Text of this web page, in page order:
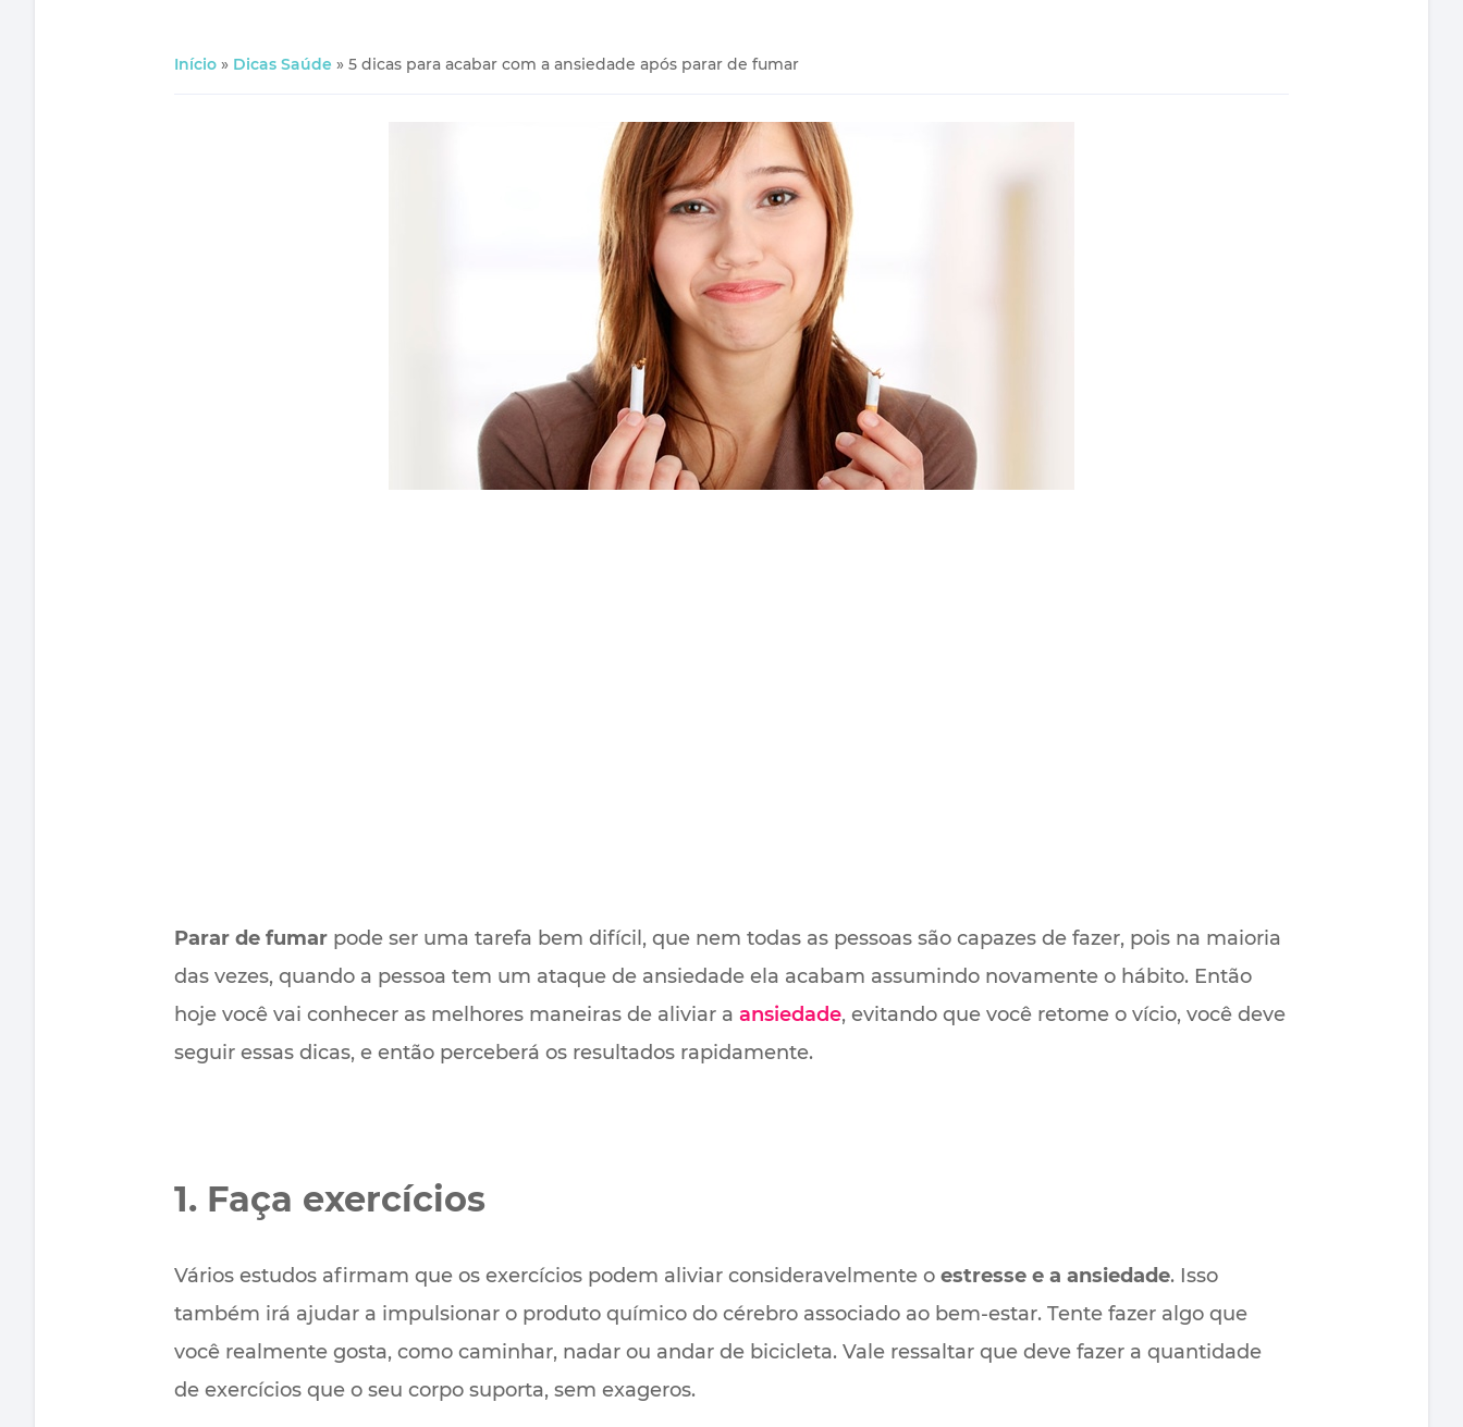
Início » Dicas Saúde » 5 dicas para acabar com a ansiedade após parar de fumar
Parar de fumar pode ser uma tarefa bem difícil, que nem todas as pessoas são capazes de fazer, pois na maioria
das vezes, quando a pessoa tem um ataque de ansiedade ela acabam assumindo novamente o hábito. Então
hoje você vai conhecer as melhores maneiras de aliviar a ansiedade, evitando que você retome o vício, você deve
seguir essas dicas, e então perceberá os resultados rapidamente.
1. Faça exercícios
Vários estudos afirmam que os exercícios podem aliviar consideravelmente o estresse e a ansiedade. Isso
também irá ajudar a impulsionar o produto químico do cérebro associado ao bem-estar. Tente fazer algo que
você realmente gosta, como caminhar, nadar ou andar de bicicleta. Vale ressaltar que deve fazer a quantidade
de exercícios que o seu corpo suporta, sem exageros.